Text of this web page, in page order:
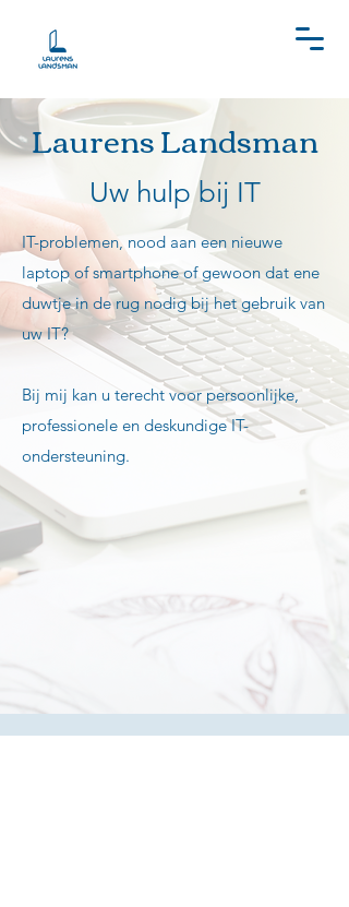
Laurens Landsman
Uw hulp bij IT
IT-problemen, nood aan een nieuwe
laptop of smartphone of gewoon dat ene
duwtje in de rug nodig bij het gebruik van
uw IT?
Bij mij kan u terecht voor persoonlijke,
professionele en deskundige IT-
ondersteuning.